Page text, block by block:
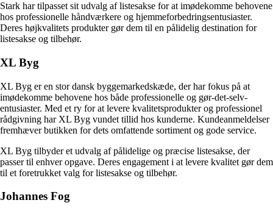
Stark har tilpasset sit udvalg af listesakse for at imødekomme behovene
hos professionelle håndværkere og hjemmeforbedringsentusiaster.
Deres højkvalitets produkter gør dem til en pålidelig destination for
listesakse og tilbehør.
XL Byg
XL Byg er en stor dansk byggemarkedskæde, der har fokus på at
imødekomme behovene hos både professionelle og gør-det-selv-
entusiaster. Med et ry for at levere kvalitetsprodukter og professionel
rådgivning har XL Byg vundet tillid hos kunderne. Kundeanmeldelser
fremhæver butikken for dets omfattende sortiment og gode service.
XL Byg tilbyder et udvalg af pålidelige og præcise listesakse, der
passer til enhver opgave. Deres engagement i at levere kvalitet gør dem
til et foretrukket valg for listesakse og tilbehør.
Johannes Fog